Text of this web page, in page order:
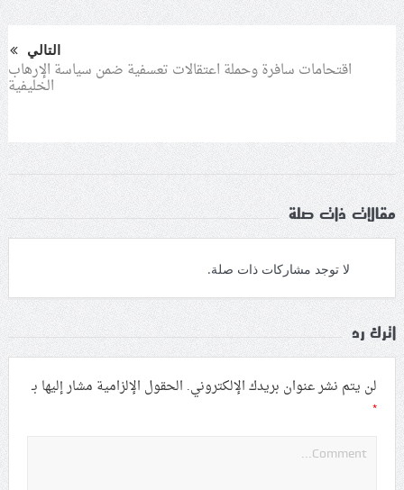
التالي
اقتحامات سافرة وحملة اعتقالات تعسفية ضمن سياسة الإرهاب
الخليفية
مقالات ذات صلة
لا توجد مشاركات ذات صلة.
اترك رد
لن يتم نشر عنوان بريدك الإلكتروني. الحقول الإلزامية مشار إليها بـ
*